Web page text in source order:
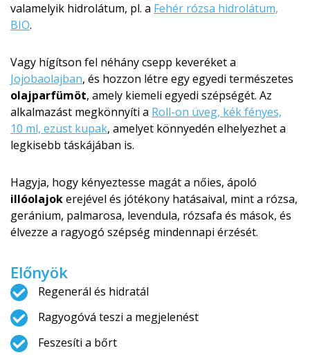
valamelyik hidrolátum, pl. a Fehér rózsa hidrolátum,
BIO.
Vagy hígítson fel néhány csepp keveréket a
Jojobaolajban, és hozzon létre egy egyedi természetes
olajparfümöt, amely kiemeli egyedi szépségét. Az
alkalmazást megkönnyíti a Roll-on üveg, kék fényes,
10 ml, ezüst kupak, amelyet könnyedén elhelyezhet a
legkisebb táskájában is.
Hagyja, hogy kényeztesse magát a nőies, ápoló
illóolajokerejével és jótékony hatásaival, mint a rózsa,
geránium, palmarosa, levendula, rózsafa és mások, és
élvezze a ragyogó szépség mindennapi érzését.
Előnyök
Regenerál és hidratál
Ragyogóvá teszi a megjelenést
Feszesíti a bőrt